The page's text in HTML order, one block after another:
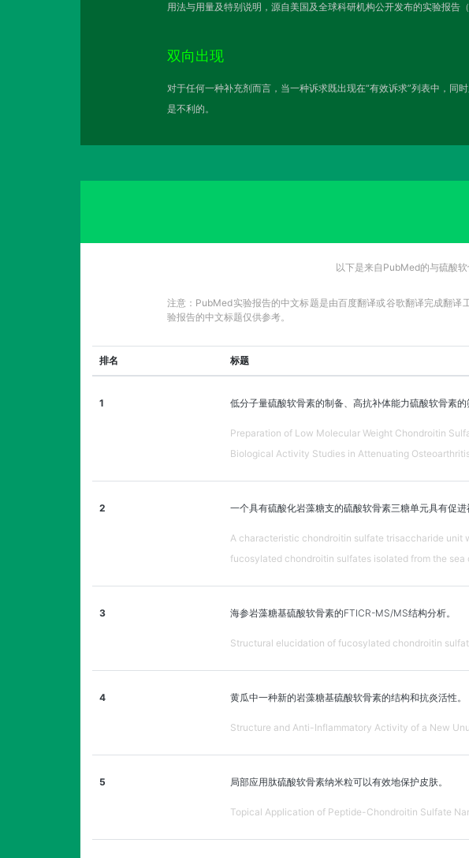
用法与用量及特别说明，源自美国及全球科研机构公开发布的实验报告
双向出现
对于任何一种补充剂而言，当一种诉求既出现在“有效诉求”列表中，同
是不利的。
以下是来自PubMed的与硫酸
注意：PubMed实验报告的中文标题是由百度翻译或谷歌翻译完成翻
验报告的中文标题仅供参考。
排名 标题
1 低分子量硫酸软骨素的制备、高抗补体能力硫酸软骨素的
Preparation of Low Molecular Weight Chondroitin
Biological Activity Studies in Attenuating
2 一个具有硫酸化岩藻糖支的硫酸软骨素三糖单元具有促
A characteristic chondroitin sulfate trisaccharide
fucosylated chondroitin sulfates isolated from the
3 海参岩藻糖基硫酸软骨素的FTICR-MS/MS结构分析。
Structural elucidation of fucosylated chondroitin
4 黄瓜中一种新的岩藻糖基硫酸软骨素的结构和抗炎活性。
Structure and Anti-Inflammatory Activity of a New
5 局部应用肽硫酸软骨素纳米粒可以有效地保护皮肤。
Topical Application of Peptide-Chondroitin Sulfate